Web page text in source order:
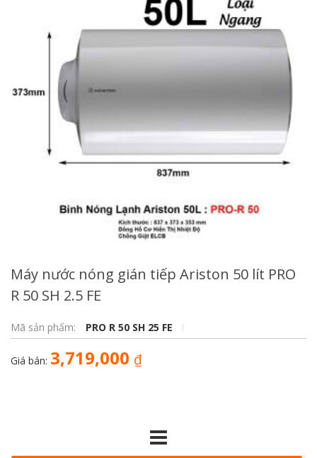
Máy nước nóng gián tiếp Ariston 50 lít PRO
R 50 SH 2.5 FE
Mã sản phẩm: PRO R 50 SH 25 FE
Giá bán: 3,719,000 ₫